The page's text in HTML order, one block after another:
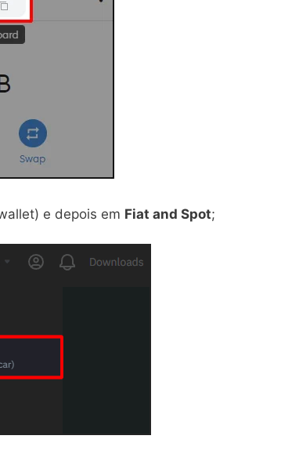
e depois em Fiat and Spot;